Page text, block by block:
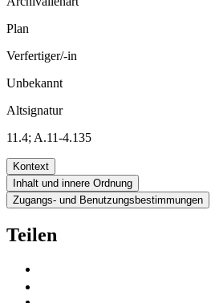
Plan
Verfertiger/-in
Unbekannt
Altsignatur
11.4; A.11-4.135
Kontext
Inhalt und innere Ordnung
Zugangs- und Benutzungsbestimmungen
Teilen